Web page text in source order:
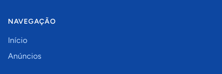
NAVEGAÇÃO
Início
Anúncios